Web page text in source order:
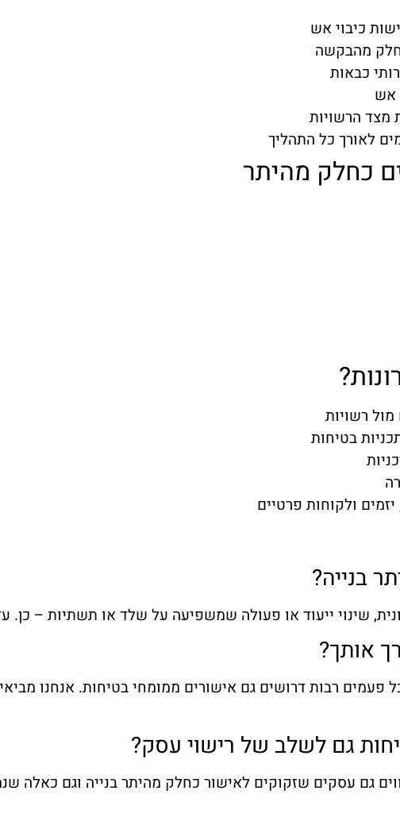
כיבוי אש
מהבקשה
כבאות
אש
מצד הרשויות
לאורך כל התהליך
כחלק מהיתר
בטיחות
ולקוחות פרטיים
בנייה?
שינוי ייעוד או פעולה שמשפיעה על שלד או תשתיות – כן.
אותך?
פעמים רבות דרושים גם אישורים ממומחי בטיחות. אנחנו
גם לשלב של רישוי עסק?
גם עסקים שזקוקים לאישור כחלק מהיתר בנייה וגם כאלה